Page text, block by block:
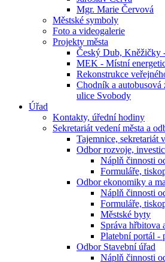
Mgr. Marie Červová
Městské symboly
Foto a videogalerie
Projekty města
Český Dub, Kněžičky
MEK - Místní
Rekonstrukce
Chodník a autobusová
ulice Svobody
Úřad
Kontakty, úřední hodiny
Sekretariát vedení města a
Tajemnice, sekretariát
Odbor rozvoje,
Náplň činnosti
Formuláře,
Odbor ekonomiky a
Náplň činnosti
Formuláře,
Městské byty
Správa hřbitova
Platební portál -
Odbor Stavební úřad
Náplň činnosti